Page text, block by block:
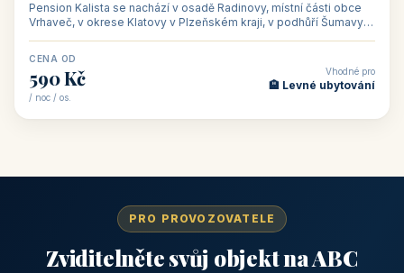
Pension Kalista se nachází v osadě Radinovy, místní části obce
Vrhaveč, v okrese Klatovy v Plzeňském kraji, v podhůří Šumavy
CENA OD
590 Kč
/ noc / os.
Vhodné pro
🏨 Levné ubytování
PRO PROVOZOVATELE
Zviditelněte svůj objekt na ABC